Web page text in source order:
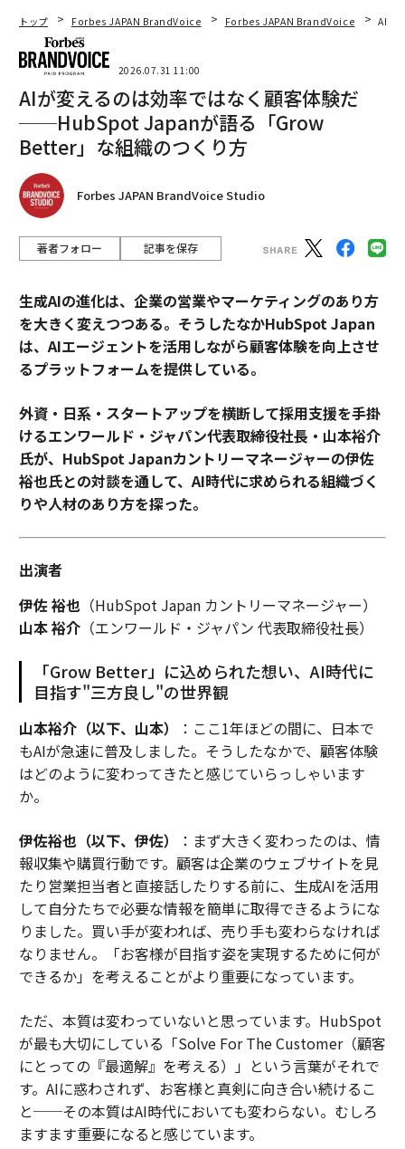
トップ Forbes JAPAN BrandVoice Forbes JAPAN BrandVoice AIが
2026.07.31 11:00
AIが変えるのは効率ではなく顧客体験だ
──HubSpot Japanが語る「Grow
Better」な組織のつくり方
Forbes JAPAN BrandVoice Studio
著者フォロー 記事を保存
生成AIの進化は、企業の営業やマーケティングのあり方
を大きく変えつつある。そうしたなかHubSpot Japan
は、AIエージェントを活用しながら顧客体験を向上させ
るプラットフォームを提供している。
外資・日系・スタートアップを横断して採用支援を手掛
けるエンワールド・ジャパン代表取締役社長・山本裕介
氏が、HubSpot Japanカントリーマネージャーの伊佐
裕也氏との対談を通して、AI時代に求められる組織づく
りや人材のあり方を探った。
出演者
伊佐 裕也（HubSpot Japan カントリーマネージャー）
山本 裕介（エンワールド・ジャパン 代表取締役社長）
「Grow Better」に込められた想い、AI時代に
目指す"三方良し"の世界観
山本裕介（以下、山本）
：ここ1年ほどの間に、日本で
もAIが急速に普及しました。そうしたなかで、顧客体験
はどのように変わってきたと感じていらっしゃいます
か。
伊佐裕也（以下、伊佐）
：まず大きく変わったのは、情
報収集や購買行動です。顧客は企業のウェブサイトを見
たり営業担当者と直接話したりする前に、生成AIを活用
して自分たちで必要な情報を簡単に取得できるようにな
りました。買い手が変われば、売り手も変わらなければ
なりません。「お客様が目指す姿を実現するために何が
できるか」を考えることがより重要になっています。
ただ、本質は変わっていないと思っています。HubSpot
が最も大切にしている「Solve For The Customer（顧客
にとっての『最適解』を考える）」という言葉がそれで
す。AIに惑わされず、お客様と真剣に向き合い続けるこ
と──その本質はAI時代においても変わらない。むしろ
ますます重要になると感じています。